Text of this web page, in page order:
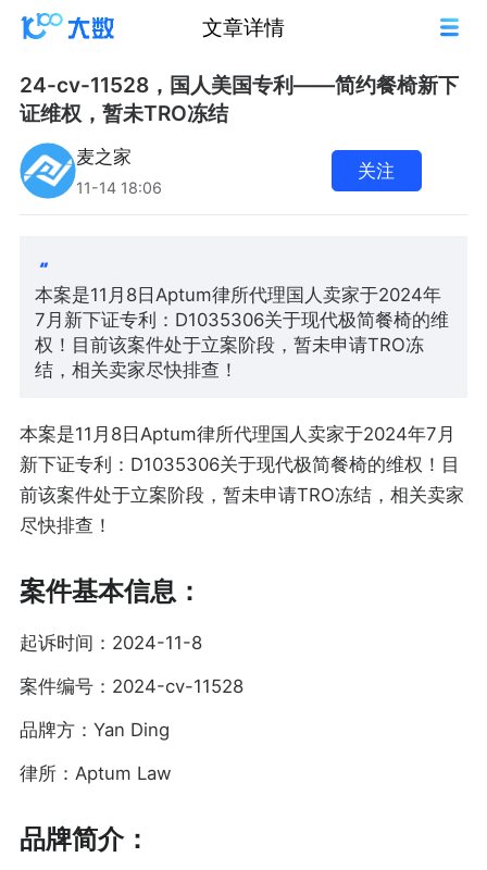
文章详情
24-cv-11528，国人美国专利——简约餐椅新下
证维权，暂未TRO冻结
麦之家
11-14 18:06
关注
本案是11月8日Aptum律所代理国人卖家于2024年
7月新下证专利：D1035306关于现代极简餐椅的维
权！目前该案件处于立案阶段，暂未申请TRO冻
结，相关卖家尽快排查！
本案是11月8日Aptum律所代理国人卖家于2024年7月
新下证专利：D1035306关于现代极简餐椅的维权！目
前该案件处于立案阶段，暂未申请TRO冻结，相关卖家
尽快排查！
案件基本信息：
起诉时间：2024-11-8
案件编号：2024-cv-11528
品牌方：Yan Ding
律所：Aptum Law
品牌简介：